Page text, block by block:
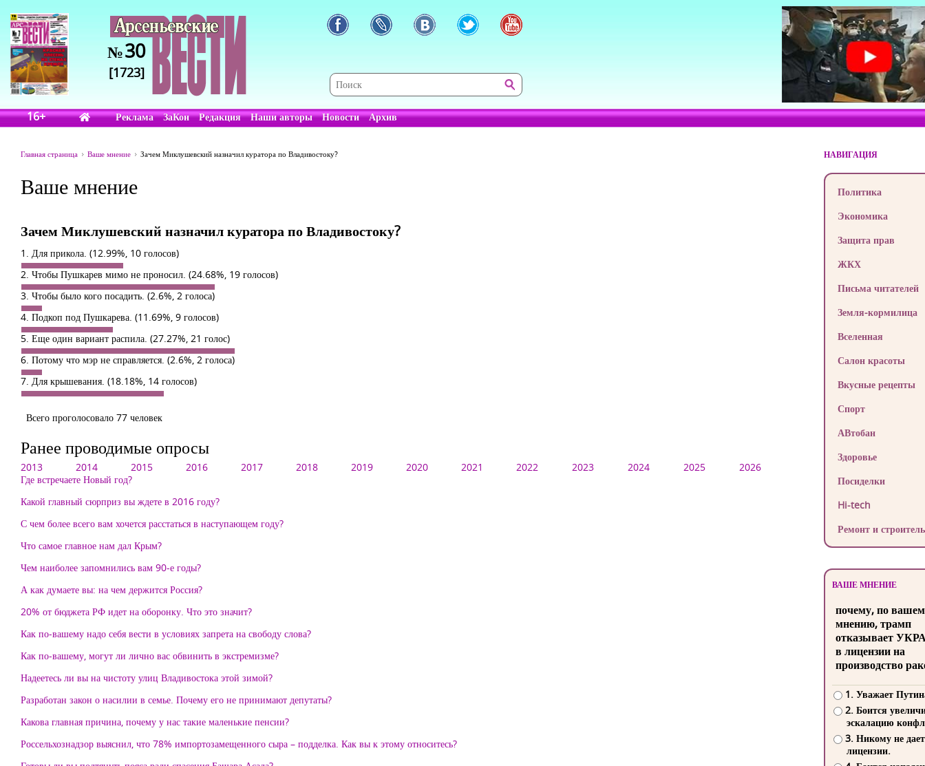
№30
[1723]
16+ Реклама ЗаКон Редакция Наши авторы Новости Архив
Главная страница Ваше мнение Зачем Миклушевский назначил куратора по Владивостоку?
Ваше мнение
Зачем Миклушевский назначил куратора по Владивостоку?
1. Для прикола. (12.99%, 10 голосов)
2. Чтобы Пушкарев мимо не проносил. (24.68%, 19 голосов)
3. Чтобы было кого посадить. (2.6%, 2 голоса)
4. Подкоп под Пушкарева. (11.69%, 9 голосов)
5. Еще один вариант распила. (27.27%, 21 голос)
6. Потому что мэр не справляется. (2.6%, 2 голоса)
7. Для крышевания. (18.18%, 14 голосов)
Всего проголосовало 77 человек
Ранее проводимые опросы
2013 2014 2015 2016 2017 2018 2019 2020 2021 2022 2023 2024 2025
2026
Где встречаете Новый год?
Какой главный сюрприз вы ждете в 2016 году?
С чем более всего вам хочется расстаться в наступающем году?
Что самое главное нам дал Крым?
Чем наиболее запомнились вам 90-е годы?
А как думаете вы: на чем держится Россия?
20% от бюджета РФ идет на оборонку. Что это значит?
Как по-вашему надо себя вести в условиях запрета на свободу слова?
Как по-вашему, могут ли лично вас обвинить в экстремизме?
Надеетесь ли вы на чистоту улиц Владивостока этой зимой?
Разработан закон о насилии в семье. Почему его не принимают депутаты?
Какова главная причина, почему у нас такие маленькие пенсии?
Россельхознадзор выяснил, что 78% импортозамещенного сыра – подделка. Как вы к этому относитесь?
НАВИГАЦИЯ
Политика
Экономика
Защита прав
ЖКХ
Письма читателей
Земля-кормилица
Вселенная
Салон красоты
Вкусные рецепты
Спорт
АВтобан
Здоровье
Посиделки
Hi-tech
Ремонт и
ВАШЕ МНЕНИЕ
почему, по
мнению, трамп
отказывает
в лицензии на
производство
1. Уважает
2. Боится
эскалацию
3. Никому не
лицензии.